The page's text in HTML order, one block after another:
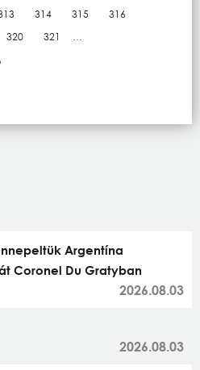
Oldal
314 Oldal
315 Oldal
316
Oldal
320 Oldal
321
…
Argentína
Coronel Du Gratyban
2026.08.03
2026.08.03